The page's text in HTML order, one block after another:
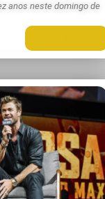
anos neste domingo de